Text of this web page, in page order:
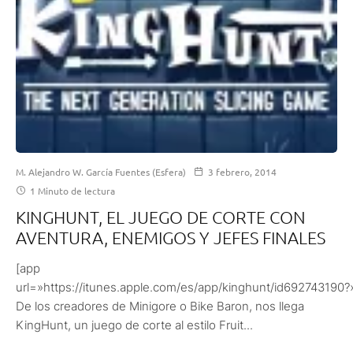
M. Alejandro W. García Fuentes (Esfera)
3 febrero, 2014
1 Minuto de lectura
KINGHUNT, EL JUEGO DE CORTE CON
AVENTURA, ENEMIGOS Y JEFES FINALES
[app
url=»https://itunes.apple.com/es/app/kinghunt/
De los creadores de Minigore o Bike Baron, nos llega
KingHunt, un juego de corte al estilo Fruit...